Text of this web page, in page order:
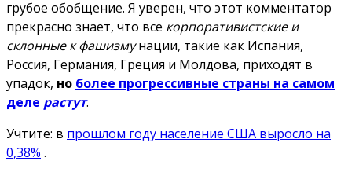
грубое обобщение. Я уверен, что этот комментатор
прекрасно знает, что все корпоративистские и
склонные к фашизмунации, такие как Испания,
Россия, Германия, Греция и Молдова, приходят в
упадок, но более прогрессивные страны на самом
деле растут.
Учтите: в прошлом году население США выросло на
0,38% .